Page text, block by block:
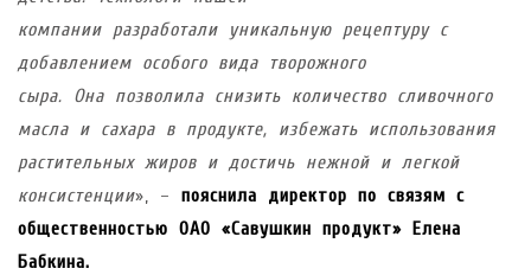
компании разработали уникальную рецептуру с
добавлением особого вида творожного
сыра. Она позволила снизить количество сливочного
масла и сахара в продукте, избежать использования
растительных жиров и достичь нежной и легкой
консистенции», – пояснила директор по связям с
общественностью ОАО «Савушкин продукт» Елена
Бабкина.